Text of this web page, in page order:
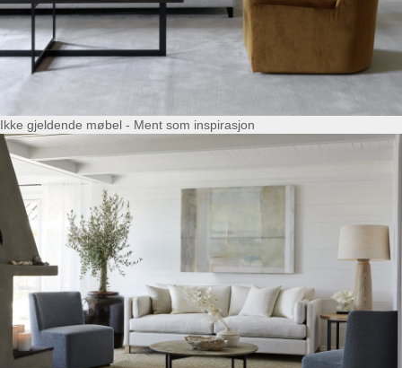
Ikke gjeldende møbel - Ment som inspirasjon